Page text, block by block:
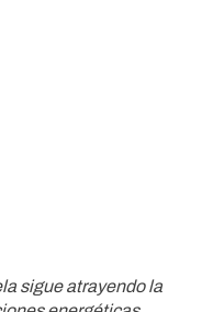
sigue atrayendo la